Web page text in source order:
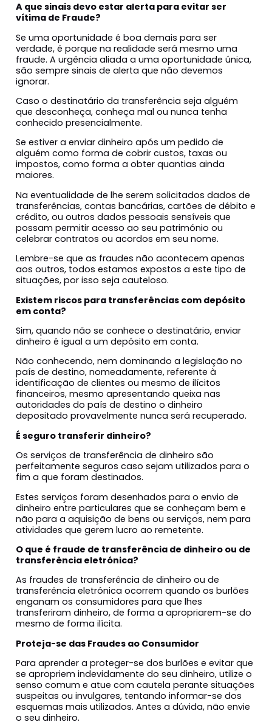
A que sinais devo estar alerta para evitar ser
vítima de Fraude?
Se uma oportunidade é boa demais para ser
verdade, é porque na realidade será mesmo uma
fraude. A urgência aliada a uma oportunidade única,
são sempre sinais de alerta que não devemos
ignorar.
Caso o destinatário da transferência seja alguém
que desconheça, conheça mal ou nunca tenha
conhecido presencialmente.
Se estiver a enviar dinheiro após um pedido de
alguém como forma de cobrir custos, taxas ou
impostos, como forma a obter quantias ainda
maiores.
Na eventualidade de lhe serem solicitados dados de
transferências, contas bancárias, cartões de débito e
crédito, ou outros dados pessoais sensíveis que
possam permitir acesso ao seu património ou
celebrar contratos ou acordos em seu nome.
Lembre-se que as fraudes não acontecem apenas
aos outros, todos estamos expostos a este tipo de
situações, por isso seja cauteloso.
Existem riscos para transferências com depósito
em conta?
Sim, quando não se conhece o destinatário, enviar
dinheiro é igual a um depósito em conta.
Não conhecendo, nem dominando a legislação no
país de destino, nomeadamente, referente à
identificação de clientes ou mesmo de ilícitos
financeiros, mesmo apresentando queixa nas
autoridades do país de destino o dinheiro
depositado provavelmente nunca será recuperado.
É seguro transferir dinheiro?
Os serviços de transferência de dinheiro são
perfeitamente seguros caso sejam utilizados para o
fim a que foram destinados.
Estes serviços foram desenhados para o envio de
dinheiro entre particulares que se conheçam bem e
não para a aquisição de bens ou serviços, nem para
atividades que gerem lucro ao remetente.
O que é fraude de transferência de dinheiro ou de
transferência eletrónica?
As fraudes de transferência de dinheiro ou de
transferência eletrónica ocorrem quando os burlões
enganam os consumidores para que lhes
transferiram dinheiro, de forma a apropriarem-se do
mesmo de forma ilícita.
Proteja-se das Fraudes ao Consumidor
Para aprender a proteger-se dos burlões e evitar que
se apropriem indevidamente do seu dinheiro, utilize o
senso comum e atue com cautela perante situações
suspeitas ou invulgares, tentando informar-se dos
esquemas mais utilizados. Antes a dúvida, não envie
o seu dinheiro.